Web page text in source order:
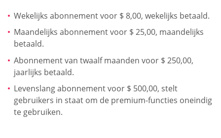
Wekelijks abonnement voor $ 8,00, wekelijks betaald.
Maandelijks abonnement voor $ 25,00, maandelijks
betaald.
Abonnement van twaalf maanden voor $ 250,00,
jaarlijks betaald.
Levenslang abonnement voor $ 500,00, stelt
gebruikers in staat om de premium-functies oneindig
te gebruiken.